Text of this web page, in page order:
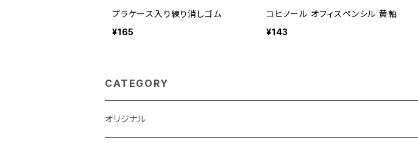
プラケース入り練り消しゴム
¥165
コヒノール オフィスペンシル 黄軸
¥143
CATEGORY
オリジナル